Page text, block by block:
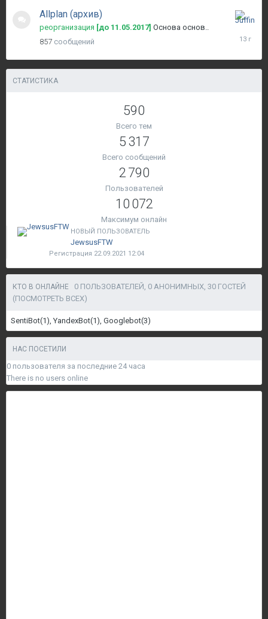
Allplan (архив)
реорганизация [до 11.05.2017] Основа основ..
857 сообщений
20
марта,
СТАТИСТИКА
590
Всего тем
5 317
Всего сообщений
2 790
Пользователей
10 072
Максимум онлайн
НОВЫЙ ПОЛЬЗОВАТЕЛЬ
JewsusFTW
Регистрация 22.09.2021 12:04
КТО В ОНЛАЙНЕ 0 ПОЛЬЗОВАТЕЛЕЙ, 0 АНОНИМНЫХ, 30 ГОСТЕЙ
(ПОСМОТРЕТЬ ВСЕХ)
SentiBot(1) YandexBot(1) Googlebot(3)
НАС ПОСЕТИЛИ
0 пользователя за последние 24 часа
There is no users online